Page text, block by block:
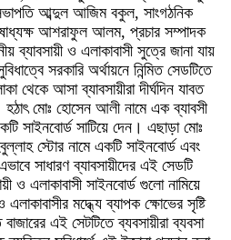
আব্দুল আজিম বকুল, সাংগঠনিক
আশরাফুল আলম, প্রচার সম্পাদক
ও এলাকাবাসী সুত্রে জানা যায়
সরকারি অর্থায়নে নিন্মিত সেডটিতে
থেকে আসা ব্যাবসায়ীরা দীর্ঘদিন যাবত
মোঃ হোসেন আলী নামে এক ব্যাবসী
সাইনবোর্ড সাটিয়ে দেন। এছাড়া মোঃ
স্টোর নামে একটি সাইনবোর্ড এবং
সাধারণ ব্যাবসায়ীদের এই সেডটি
ও এলাকাবাসী সাইনবোর্ড গুলো নামিয়ে
মদ্ধ্যে ব্যাপক ক্ষোভের সৃষ্টি
এই সেটটিতে ব্যবসায়ীরা ব্যবসা